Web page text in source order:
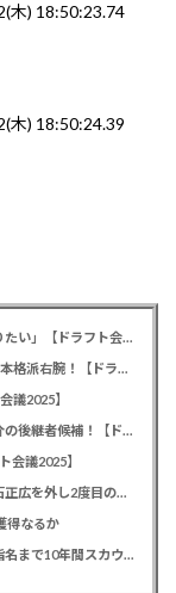
木) 18:50:23.74
木) 18:50:24.39
カープドラ6西川篤夢！「日本を代表する遊撃手になりたい」【ドラフト会議2025】
カープドラ5赤木晴哉！191cm最速153キロ！佛教大の本格派右腕！【ドラフト会議2025】
議2025】
カープドラ3勝田成！近畿大163cmセカンド！菊池涼介の後継者候補！【ドラフト会議2025】
会議2025】
カープドラ1平川蓮！187cmのスイッチヒッター！立石正広を外し2度目の重複も新井監督がクジを引き当てる！【ドラフト会議2025】
得なるか
緒方孝市カープドラ3指名で青学出禁！澤﨑俊和の逆指名まで10年間スカウト出禁